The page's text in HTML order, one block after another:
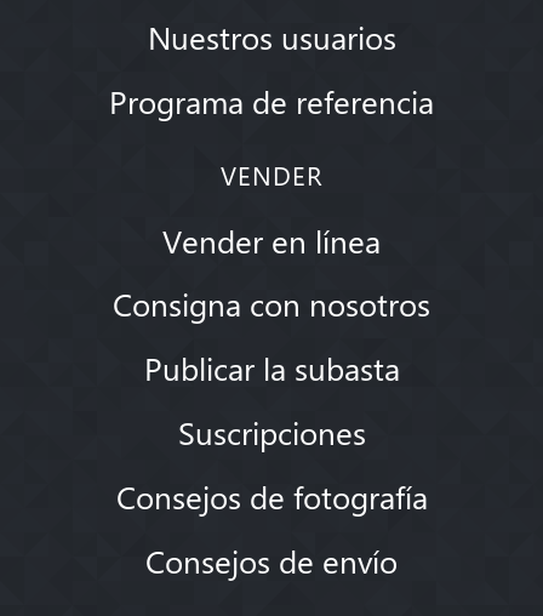
Nuestros usuarios
Programa de referencia
VENDER
Vender en línea
Consigna con nosotros
Publicar la subasta
Suscripciones
Consejos de fotografía
Consejos de envío